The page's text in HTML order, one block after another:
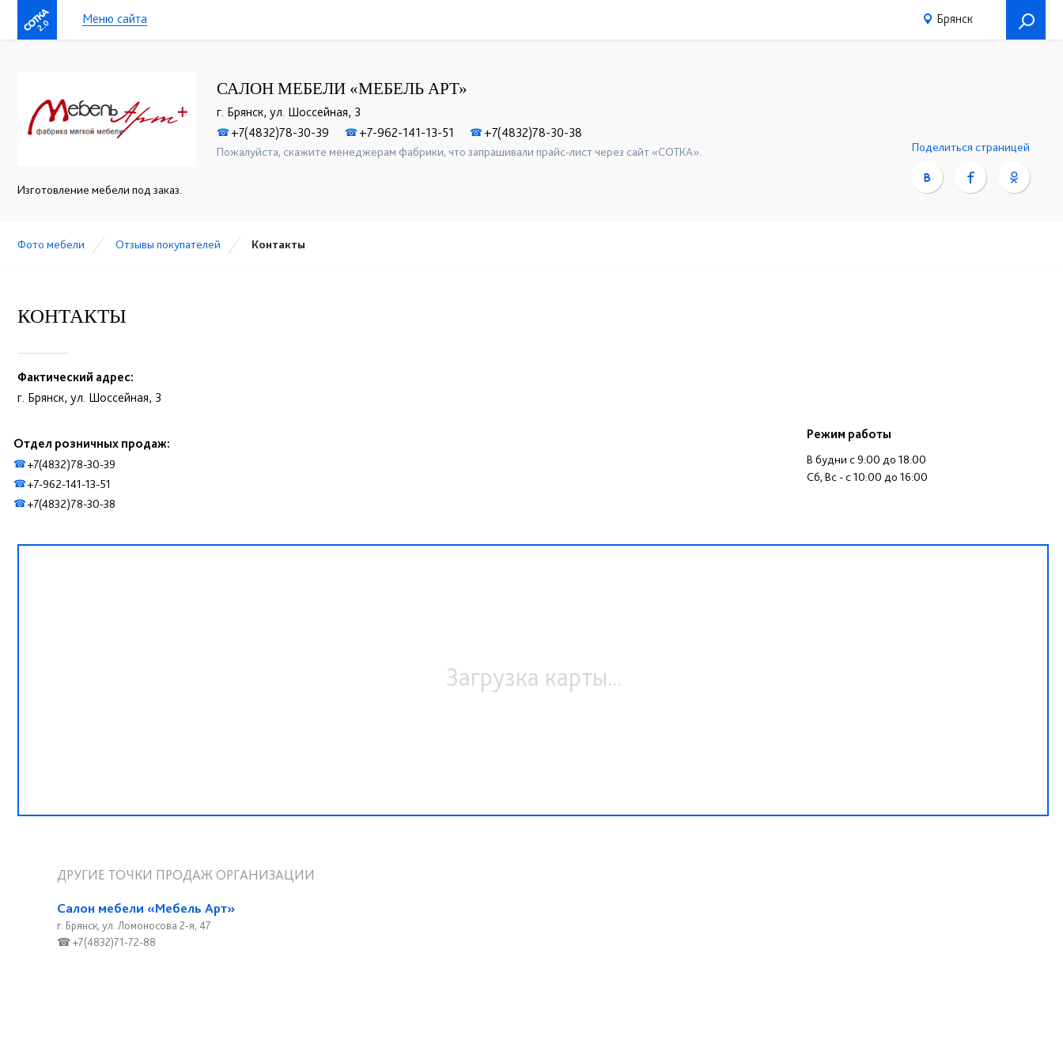
2.0 Меню сайта Брянск
САЛОН МЕБЕЛИ «МЕБЕЛЬ АРТ»
г. Брянск, ул. Шоссейная, 3
☎+7(4832)78-30-39 ☎+7-962-141-13-51 ☎+7(4832)78-30-38
Пожалуйста, скажите менеджерам фабрики, что запрашивали прайс-лист через сайт «СОТКА».
Изготовление мебели под заказ.
Поделиться страницей
Фото мебели Отзывы покупателей Контакты
КОНТАКТЫ
Фактический адрес:
г. Брянск, ул. Шоссейная, 3
Отдел розничных продаж:
☎+7(4832)78-30-39
☎+7-962-141-13-51
☎+7(4832)78-30-38
Режим работы
В будни c 9:00 до 18:00
Cб, Вс - c 10:00 до 16:00
Загрузка карты...
ДРУГИЕ ТОЧКИ ПРОДАЖ ОРГАНИЗАЦИИ
Салон мебели «Мебель Арт»
г. Брянск, ул. Ломоносова 2-я, 47
☎ +7(4832)71-72-88